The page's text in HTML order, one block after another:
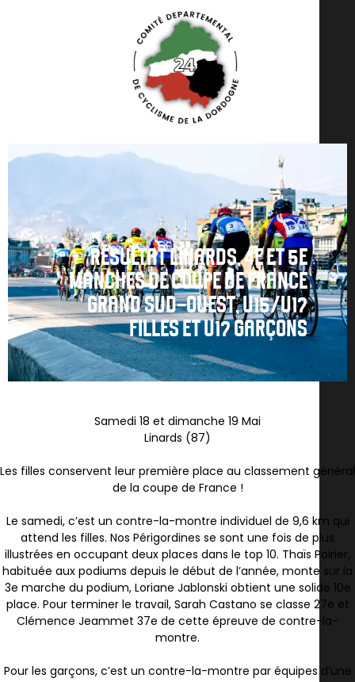
RÉSULTAT LINARDS, 4E ET 5E
MANCHES DE COUPE DE FRANCE
GRAND SUD-OUEST, U15/U17
FILLES ET U17 GARÇONS
Samedi 18 et dimanche 19 Mai
Linards (87)
Les filles conservent leur première place au classement général
de la coupe de France !
Le samedi, c’est un contre-la-montre individuel de 9,6 km qui
attend les filles. Nos Périgordines se sont une fois de plus
illustrées en occupant deux places dans le top 10. Thaïs Poirier,
habituée aux podiums depuis le début de l’année, monte sur la
3e marche du podium, Loriane Jablonski obtient une solide 10e
place. Pour terminer le travail, Sarah Castano se classe 27e et
Clémence Jeammet 37e de cette épreuve de contre-la-
montre.
Pour les garçons, c’est un contre-la-montre par équipes d’une